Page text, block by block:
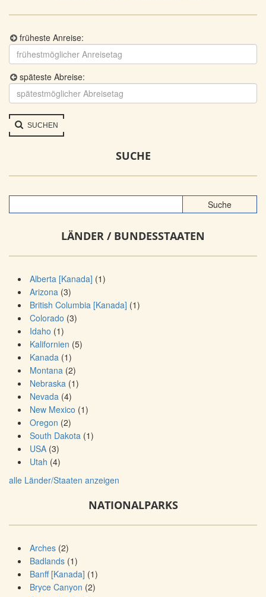
früheste Anreise:
späteste Abreise:
SUCHEN
SUCHE
LÄNDER / BUNDESSTAATEN
Alberta [Kanada] (1)
Arizona (3)
British Columbia [Kanada] (1)
Colorado (3)
Idaho (1)
Kalifornien (5)
Kanada (1)
Montana (2)
Nebraska (1)
Nevada (4)
New Mexico (1)
Oregon (2)
South Dakota (1)
USA (3)
Utah (4)
alle Länder/Staaten anzeigen
NATIONALPARKS
Arches (2)
Badlands (1)
Banff [Kanada] (1)
Bryce Canyon (2)